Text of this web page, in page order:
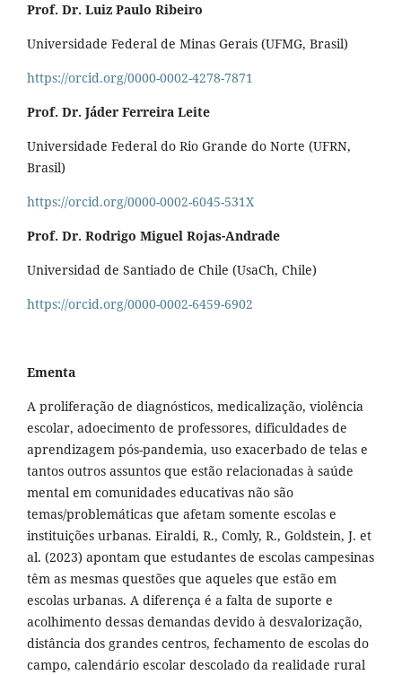
Prof. Dr. Luiz Paulo Ribeiro
Universidade Federal de Minas Gerais (UFMG, Brasil)
https://orcid.org/0000-0002-4278-7871
Prof. Dr. Jáder Ferreira Leite
Universidade Federal do Rio Grande do Norte (UFRN,
Brasil)
https://orcid.org/0000-0002-6045-531X
Prof. Dr. Rodrigo Miguel Rojas-Andrade
Universidad de Santiado de Chile (UsaCh, Chile)
https://orcid.org/0000-0002-6459-6902
Ementa
A proliferação de diagnósticos, medicalização, violência
escolar, adoecimento de professores, dificuldades de
aprendizagem pós-pandemia, uso exacerbado de telas e
tantos outros assuntos que estão relacionadas à saúde
mental em comunidades educativas não são
temas/problemáticas que afetam somente escolas e
instituições urbanas. Eiraldi, R., Comly, R., Goldstein, J. et
al. (2023) apontam que estudantes de escolas campesinas
têm as mesmas questões que aqueles que estão em
escolas urbanas. A diferença é a falta de suporte e
acolhimento dessas demandas devido à desvalorização,
distância dos grandes centros, fechamento de escolas do
campo, calendário escolar descolado da realidade rural